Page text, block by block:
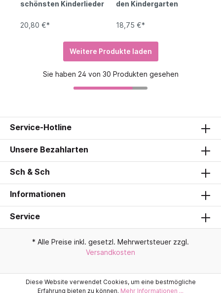
schönsten Kinderlieder
20,80 €*
den Kindergarten
18,75 €*
Weitere Produkte laden
Sie haben 24 von 30 Produkten gesehen
Service-Hotline
Unsere Bezahlarten
Sch & Sch
Informationen
Service
* Alle Preise inkl. gesetzl. Mehrwertsteuer zzgl.
Versandkosten
Diese Website verwendet Cookies, um eine bestmögliche
Erfahrung bieten zu können. Mehr Informationen ...